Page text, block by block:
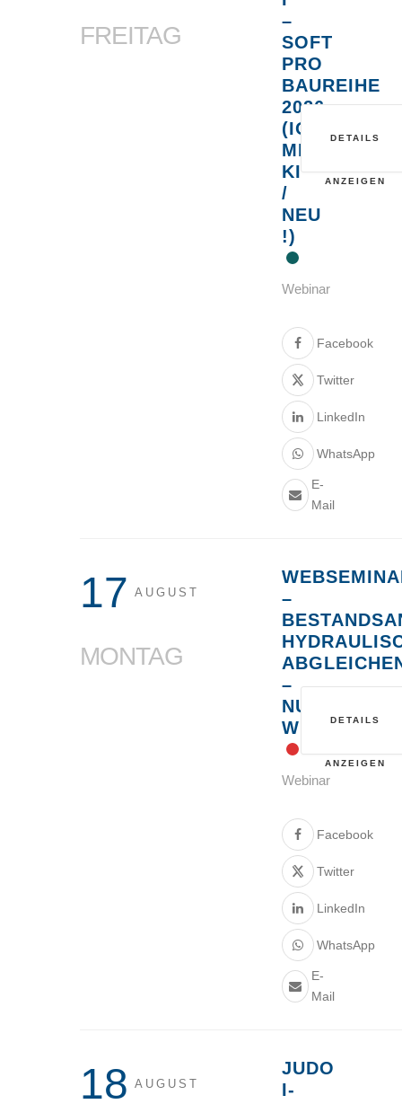
FREITAG
–
SOFT
PRO
BAUREIHE
2026
MIT
KI
/
NEU
!)
Webinar
Facebook
Twitter
LinkedIn
WhatsApp
E-
Mail
DETAILS
ANZEIGEN
17 AUGUST
MONTAG
–
–
NUR
WIE?
Webinar
Facebook
Twitter
LinkedIn
WhatsApp
E-
Mail
DETAILS
ANZEIGEN
18 AUGUST
JUDO
I-